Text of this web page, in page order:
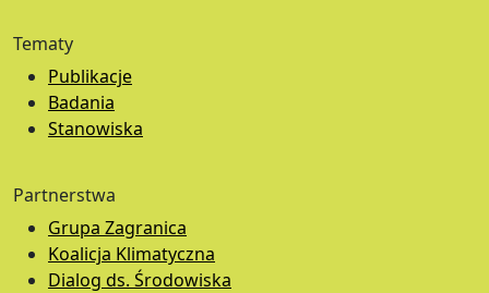
Tematy
Publikacje
Badania
Stanowiska
Partnerstwa
Grupa Zagranica
Koalicja Klimatyczna
Dialog ds. Środowiska